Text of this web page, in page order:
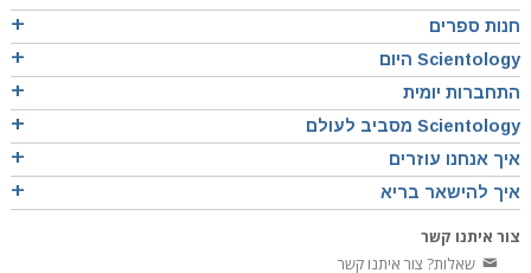
חנות ספרים
Scientology היום
התחברות יומית
Scientology מסביב לעולם
איך אנחנו עוזרים
איך להישאר בריא
צור איתנו קשר
שאלות? צור איתנו קשר